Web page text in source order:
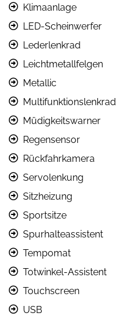
Klimaanlage
LED-Scheinwerfer
Lederlenkrad
Leichtmetallfelgen
Metallic
Multifunktionslenkrad
Müdigkeitswarner
Regensensor
Rückfahrkamera
Servolenkung
Sitzheizung
Sportsitze
Spurhalteassistent
Tempomat
Totwinkel-Assistent
Touchscreen
USB